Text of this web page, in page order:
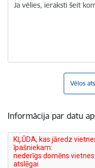
Ja vēlies, ieraksti šeit
Vēlos
Informācija par datu